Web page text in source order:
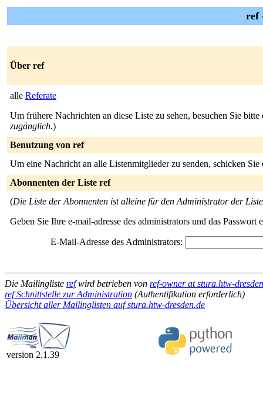
ref
Über ref
alle Referate
Um frühere Nachrichten an diese Liste zu sehen, besuchen Sie bitte
zugänglich.)
Benutzung von ref
Um eine Nachricht an alle Listenmitglieder zu senden, schicken Sie
Abonnenten der Liste ref
(Die Liste der Abonnenten ist alleine für den Administrator der
Geben Sie Ihre e-mail-adresse des administrators und das
E-Mail-Adresse des Administrators:
Die Mailingliste refwird betrieben von ref-owner at stura.htw-
ref Schnittstelle zur Administration (Authentifikation erforderlich)
Übersicht aller Mailinglisten auf stura.htw-dresden.de
version 2.1.39